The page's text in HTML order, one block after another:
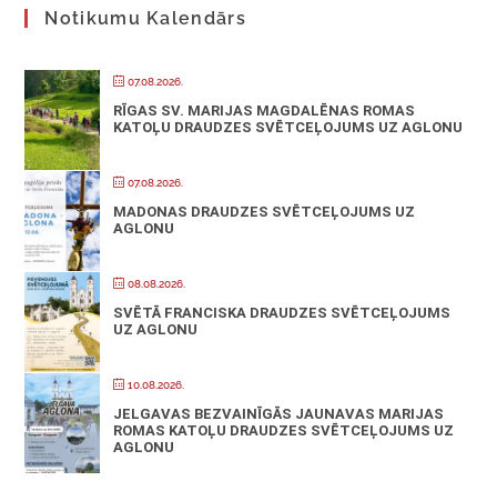
Notikumu Kalendārs
07.08.2026.
RĪGAS SV. MARIJAS MAGDALĒNAS ROMAS
KATOĻU DRAUDZES SVĒTCEĻOJUMS UZ AGLONU
07.08.2026.
MADONAS DRAUDZES SVĒTCEĻOJUMS UZ
AGLONU
08.08.2026.
SVĒTĀ FRANCISKA DRAUDZES SVĒTCEĻOJUMS
UZ AGLONU
10.08.2026.
JELGAVAS BEZVAINĪGĀS JAUNAVAS MARIJAS
ROMAS KATOĻU DRAUDZES SVĒTCEĻOJUMS UZ
AGLONU